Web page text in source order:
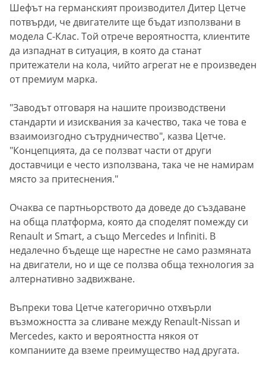
Шефът на германският производител Дитер Цетче
потвърди, че двигателите ще бъдат използвани в
модела C-Клас. Той отрече вероятността, клиентите
да изпаднат в ситуация, в която да станат
притежатели на кола, чийто агрегат не е произведен
от премиум марка.
"Заводът отговаря на нашите производствени
стандарти и изисквания за качество, така че това е
взаимоизгодно сътрудничество", казва Цетче.
"Концепцията, да се ползват части от други
доставчици е често използвана, така че не намирам
място за притеснения."
Очаква се партньорството да доведе до създаване
на обща платформа, която да споделят помежду си
Renault и Smart, а също Mercedes и Infiniti. В
недалечно бъдеще ще нарестне не само размяната
на двигатели, но и ще се ползва обща технология за
алтернативно задвижване.
Въпреки това Цетче категорично отхвърли
възможността за сливане между Renault-Nissan и
Mercedes, както и вероятността някоя от
компаниите да вземе преимущество над другата.